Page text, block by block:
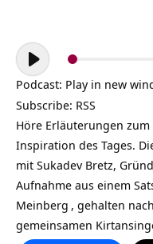
Audio-
Player
Podcast: Play in new
Subscribe: RSS
Höre Erläuterungen zum
Inspiration des Tages.
mit Sukadev Bretz,
Aufnahme aus einem
Meinberg , gehalten
gemeinsamen